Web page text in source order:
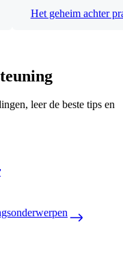
Het geheim achter
leer de beste tips en